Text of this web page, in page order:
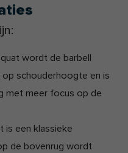
wordt de barbell
schouderhoogte en is
met meer focus op de
is een klassieke
de bovenrug wordt